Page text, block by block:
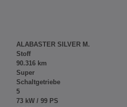
ALABASTER SILVER M.
Stoff
90.316 km
Super
Schaltgetriebe
5
73 kW / 99 PS